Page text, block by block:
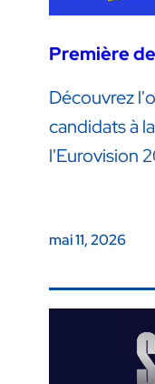
Première
Découvrez
candidats à
l'Eurovision
mai 11, 2026